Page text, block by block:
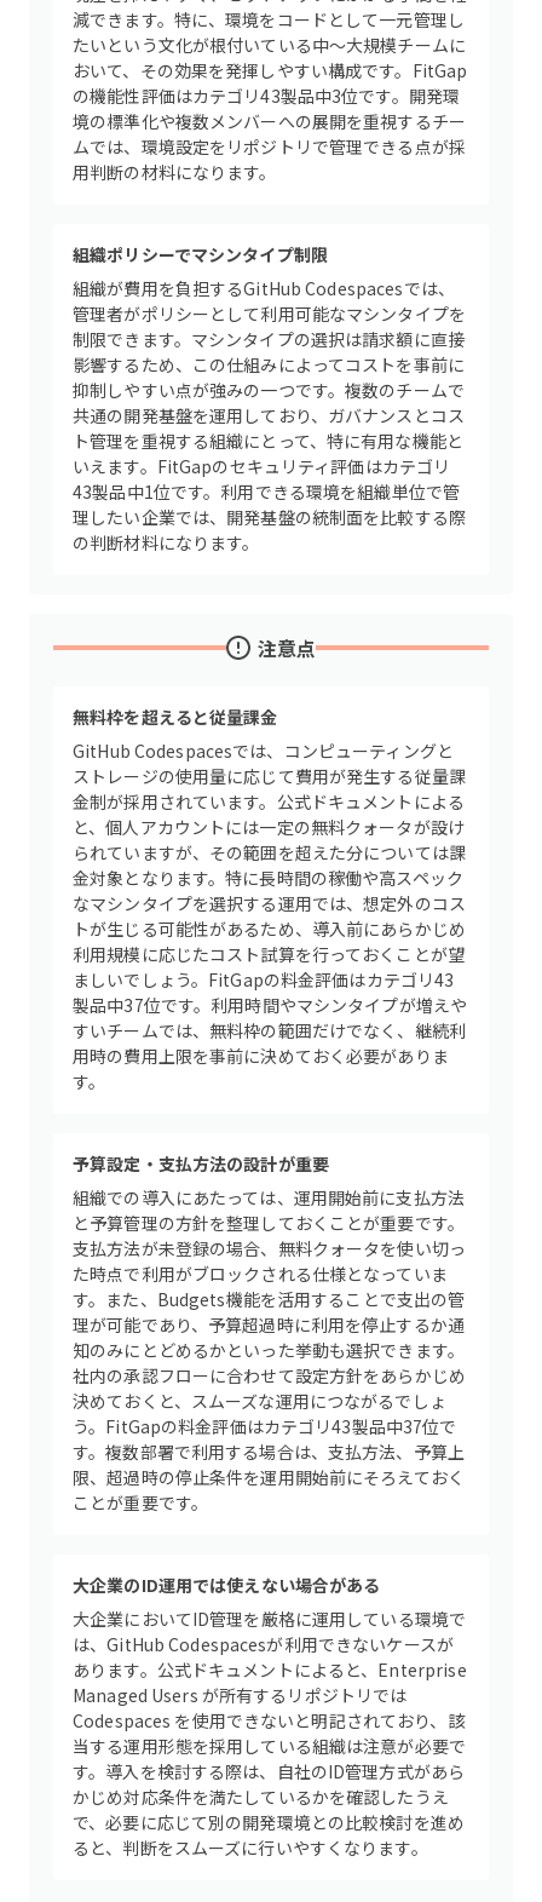
減できます。特に、環境をコードとして一元管理し
たいという文化が根付いている中〜大規模チームに
おいて、その効果を発揮しやすい構成です。FitGap
の機能性評価はカテゴリ43製品中3位です。開発環
境の標準化や複数メンバーへの展開を重視するチー
ムでは、環境設定をリポジトリで管理できる点が採
用判断の材料になります。
組織ポリシーでマシンタイプ制限
組織が費用を負担するGitHub Codespacesでは、
管理者がポリシーとして利用可能なマシンタイプを
制限できます。マシンタイプの選択は請求額に直接
影響するため、この仕組みによってコストを事前に
抑制しやすい点が強みの一つです。複数のチームで
共通の開発基盤を運用しており、ガバナンスとコス
ト管理を重視する組織にとって、特に有用な機能と
いえます。FitGapのセキュリティ評価はカテゴリ
43製品中1位です。利用できる環境を組織単位で管
理したい企業では、開発基盤の統制面を比較する際
の判断材料になります。
注意点
無料枠を超えると従量課金
GitHub Codespacesでは、コンピューティングと
ストレージの使用量に応じて費用が発生する従量課
金制が採用されています。公式ドキュメントによる
と、個人アカウントには一定の無料クォータが設け
られていますが、その範囲を超えた分については課
金対象となります。特に長時間の稼働や高スペック
なマシンタイプを選択する運用では、想定外のコス
トが生じる可能性があるため、導入前にあらかじめ
利用規模に応じたコスト試算を行っておくことが望
ましいでしょう。FitGapの料金評価はカテゴリ43
製品中37位です。利用時間やマシンタイプが増えや
すいチームでは、無料枠の範囲だけでなく、継続利
用時の費用上限を事前に決めておく必要がありま
す。
予算設定・支払方法の設計が重要
組織での導入にあたっては、運用開始前に支払方法
と予算管理の方針を整理しておくことが重要です。
支払方法が未登録の場合、無料クォータを使い切っ
た時点で利用がブロックされる仕様となっていま
す。また、Budgets機能を活用することで支出の管
理が可能であり、予算超過時に利用を停止するか通
知のみにとどめるかといった挙動も選択できます。
社内の承認フローに合わせて設定方針をあらかじめ
決めておくと、スムーズな運用につながるでしょ
う。FitGapの料金評価はカテゴリ43製品中37位で
す。複数部署で利用する場合は、支払方法、予算上
限、超過時の停止条件を運用開始前にそろえておく
ことが重要です。
大企業のID運用では使えない場合がある
大企業においてID管理を厳格に運用している環境で
は、GitHub Codespacesが利用できないケースが
あります。公式ドキュメントによると、Enterprise
Managed Users が所有するリポジトリでは
Codespaces を使用できないと明記されており、該
当する運用形態を採用している組織は注意が必要で
す。導入を検討する際は、自社のID管理方式があら
かじめ対応条件を満たしているかを確認したうえ
で、必要に応じて別の開発環境との比較検討を進め
ると、判断をスムーズに行いやすくなります。